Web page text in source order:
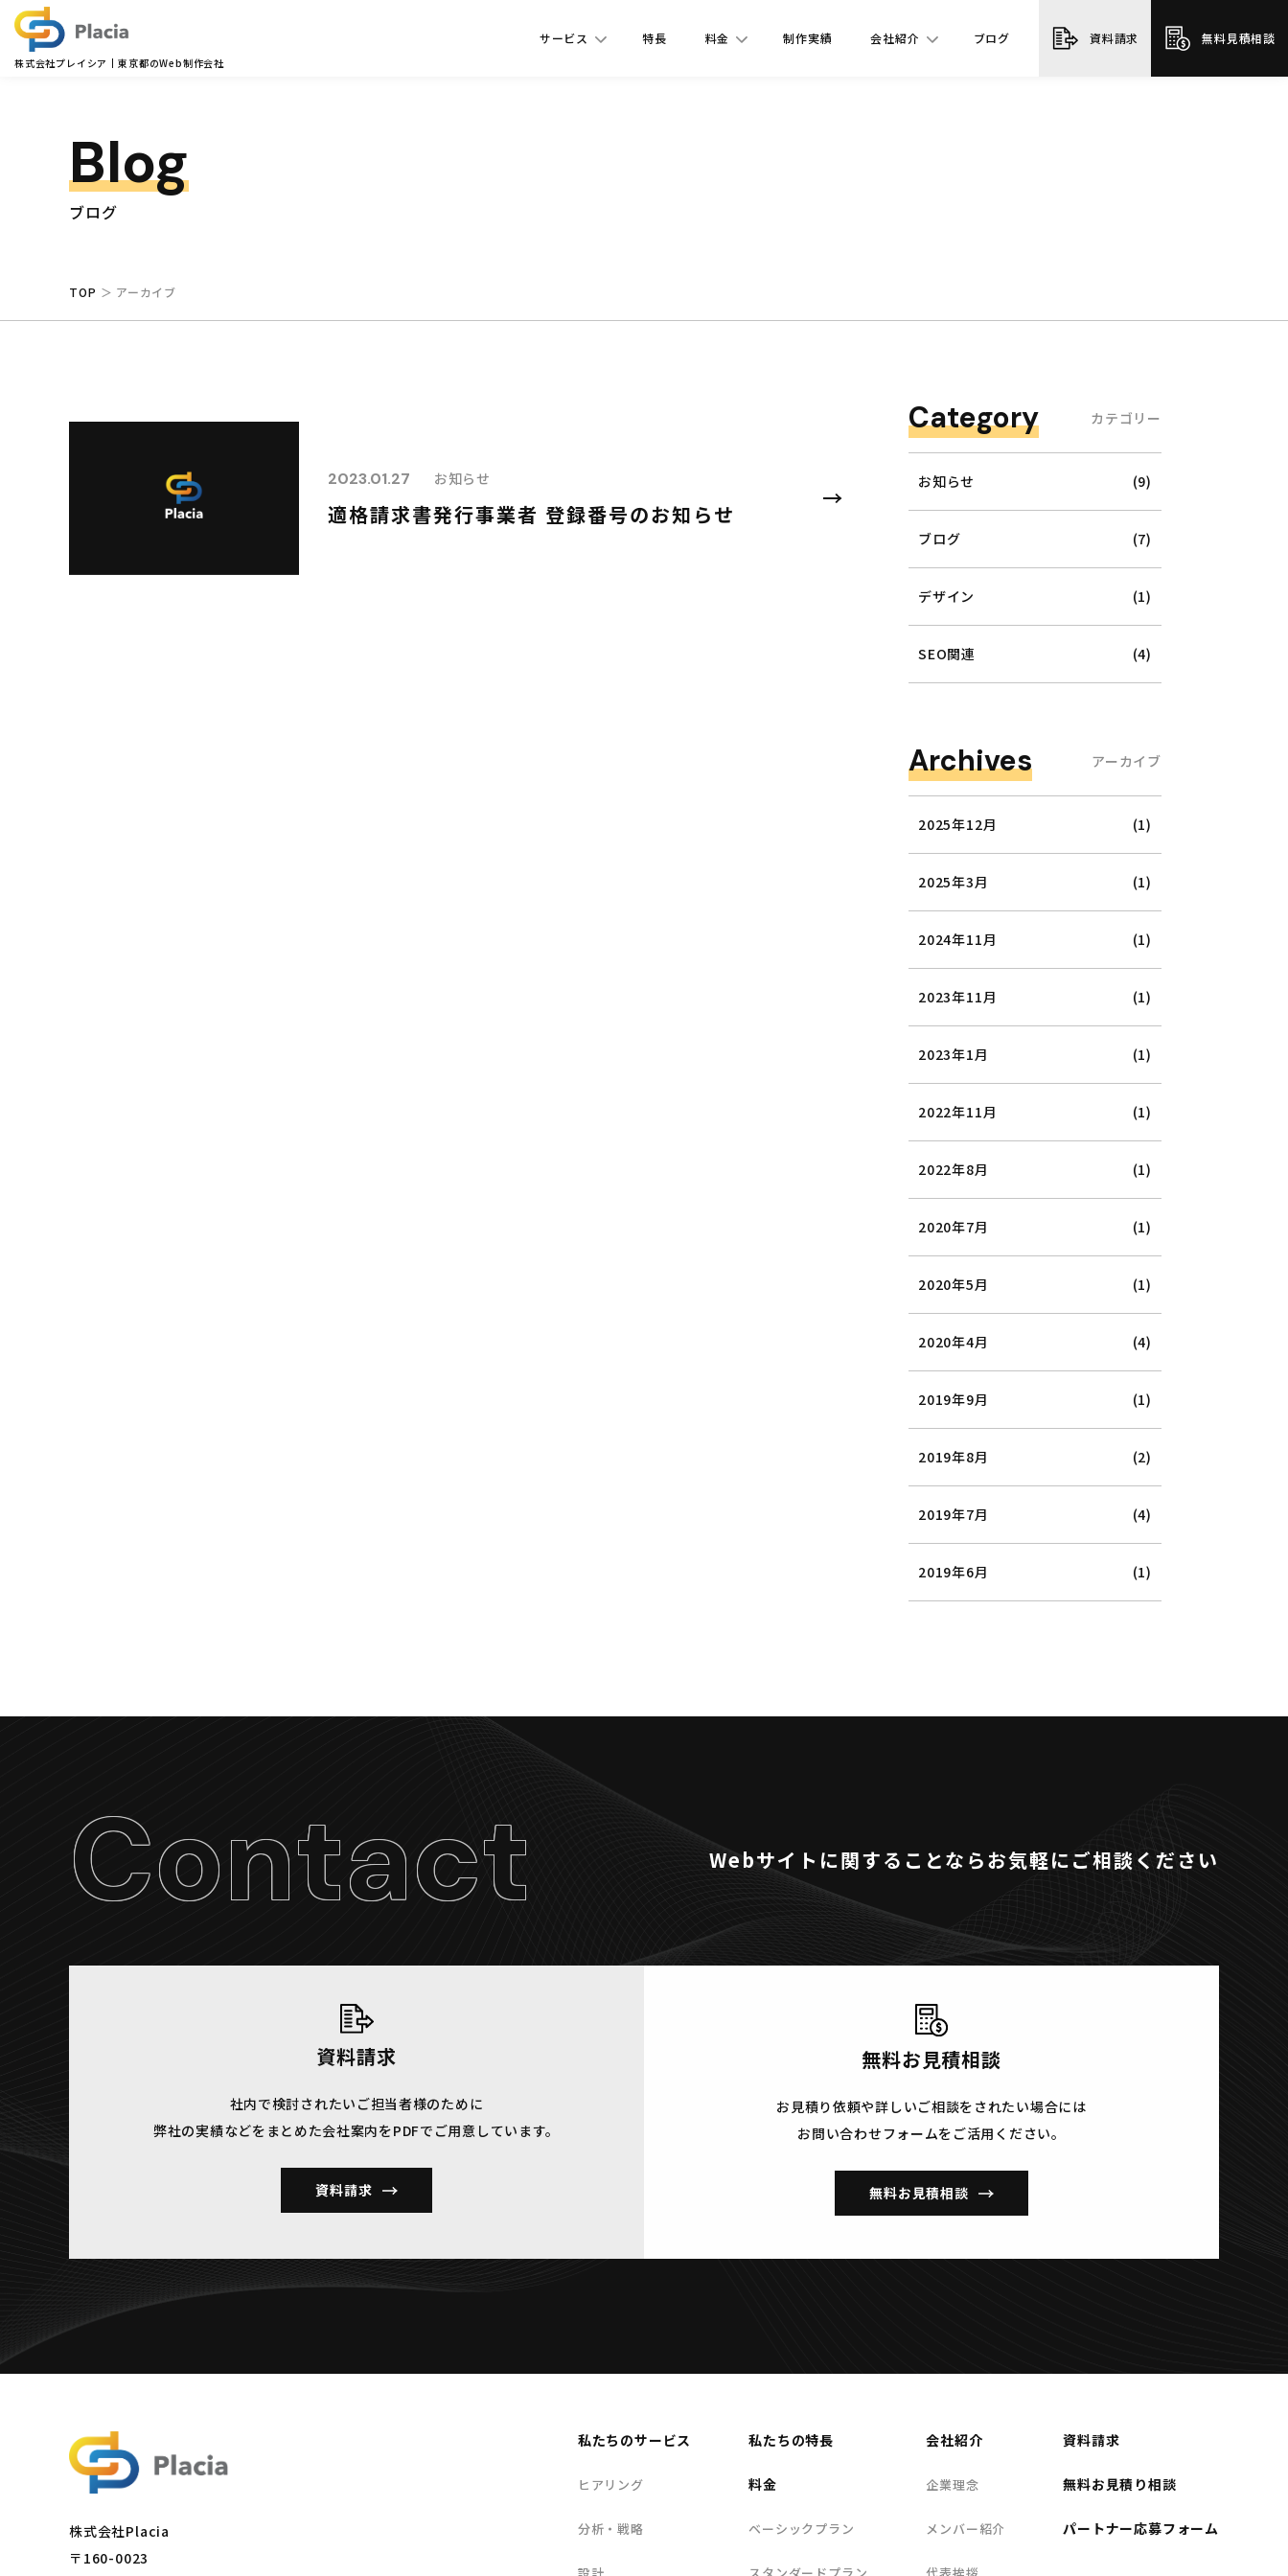
株式会社プレイシア 東京都のWeb制作会社
サービス 特長 料金 制作実績 会社紹介 ブログ 資料請求 無料見積相談
Blog
ブログ
TOP アーカイブ
2023.01.27 お知らせ
適格請求書発行事業者 登録番号のお知らせ
Category カテゴリー
お知らせ (9)
ブログ (7)
デザイン (1)
SEO関連 (4)
Archives アーカイブ
2025年12月 (1)
2025年3月 (1)
2024年11月 (1)
2023年11月 (1)
2023年1月 (1)
2022年11月 (1)
2022年8月 (1)
2020年7月 (1)
2020年5月 (1)
2020年4月 (4)
2019年9月 (1)
2019年8月 (2)
2019年7月 (4)
2019年6月 (1)
Contact Webサイトに関することならお気軽にご相談ください
資料請求
社内で検討されたいご担当者様のために
弊社の実績などをまとめた会社案内をPDFでご用意しています。
資料請求
無料お見積相談
お見積り依頼や詳しいご相談をされたい場合には
お問い合わせフォームをご活用ください。
無料お見積相談
株式会社Placia
〒160-0023
私たちのサービス
ヒアリング
分析・戦略
私たちの特長
料金
ベーシックプラン
会社紹介
企業理念
メンバー紹介
資料請求
無料お見積り相談
パートナー応募フォーム